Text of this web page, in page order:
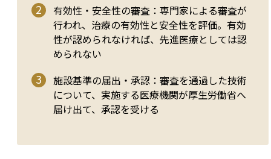
有効性・安全性の審査：専門家による審査が
行われ、治療の有効性と安全性を評価。有効
性が認められなければ、先進医療としては認
められない
施設基準の届出・承認：審査を通過した技術
について、実施する医療機関が厚生労働省へ
届け出て、承認を受ける